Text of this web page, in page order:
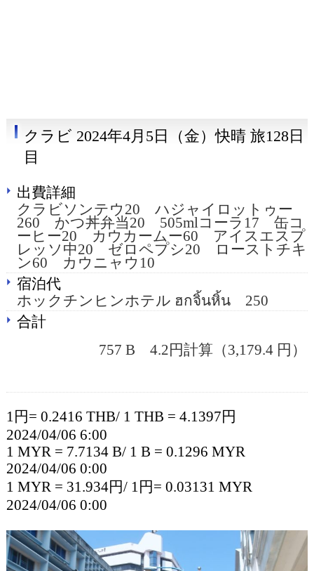
クラビ 2024年4月5日（金）快晴 旅128日
目
出費詳細
クラビソンテウ20 ハジャイロットゥー
260 かつ丼弁当20 505mlコーラ17 缶コ
ーヒー20 カウカームー60 アイスエスプ
レッソ中20 ゼロペプシ20 ローストチキ
ン60 カウニャウ10
宿泊代
ホックチンヒンホテル ฮกจิ้นหิ้น 250
合計
757 B 4.2円計算（3,179.4 円）
1円= 0.2416 THB/ 1 THB = 4.1397円
2024/04/06 6:00
1 MYR = 7.7134 B/ 1 B = 0.1296 MYR
2024/04/06 0:00
1 MYR = 31.934円/ 1円= 0.03131 MYR
2024/04/06 0:00